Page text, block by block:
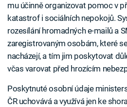
mu účinně organizovat pomoc v
katastrof i sociálních nepokojů.
rozesílání hromadných e-mailů a
zaregistrovaným osobám, které
nacházejí, a tím jim poskytovat
včas varovat před hrozícím
Poskytnuté osobní údaje
ČR uchovává a využívá jen ke